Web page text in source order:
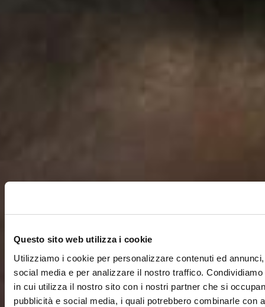
Questo sito web utilizza i cookie
Utilizziamo i cookie per personalizzare contenuti ed
social media e per analizzare il nostro traffico.
in cui utilizza il nostro sito con i nostri partner che si
pubblicità e social media, i quali potrebbero combinarle con